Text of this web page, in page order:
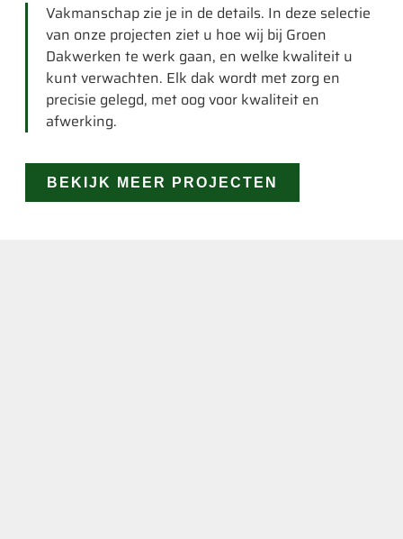
Vakmanschap zie je in de details. In deze selectie
van onze projecten ziet u hoe wij bij Groen
Dakwerken te werk gaan, en welke kwaliteit u
kunt verwachten. Elk dak wordt met zorg en
precisie gelegd, met oog voor kwaliteit en
afwerking.
BEKIJK MEER PROJECTEN